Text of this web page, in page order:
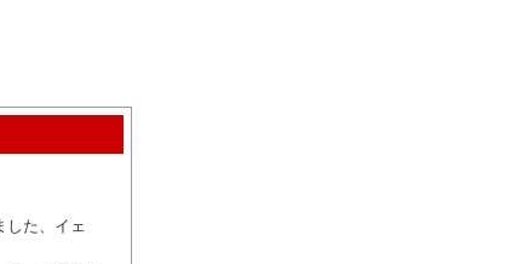
した、イェ